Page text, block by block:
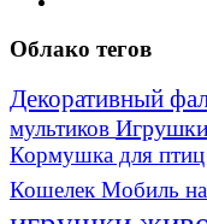
Облако тегов
Декоративный
мультиков
Кормушка для
КошелекМобиль на